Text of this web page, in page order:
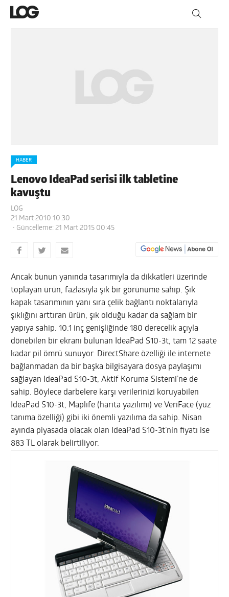
HABER
Lenovo IdeaPad serisi ilk tabletine
kavuştu
LOG
21 Mart 2010 10:30
- Güncelleme: 21 Mart 2015 00:45
Ancak bunun yanında tasarımıyla da dikkatleri üzerinde
toplayan ürün, fazlasıyla şık bir görünüme sahip. Şık
kapak tasarımının yanı sıra çelik bağlantı noktalarıyla
şıklığını arttıran ürün, şık olduğu kadar da sağlam bir
yapıya sahip. 10.1 inç genişliğinde 180 derecelik açıyla
dönebilen bir ekranı bulunan IdeaPad S10-3t, tam 12 saate
kadar pil ömrü sunuyor. DirectShare özelliği ile internete
bağlanmadan da bir başka bilgisayara dosya paylaşımı
sağlayan IdeaPad S10-3t, Aktif Koruma Sistemi’ne de
sahip. Böylece darbelere karşı verilerinizi koruyabilen
IdeaPad S10-3t, Maplife (harita yazılımı) ve VeriFace (yüz
tanıma özelliği) gibi iki önemli yazılıma da sahip. Nisan
ayında piyasada olacak olan IdeaPad S10-3t’nin fiyatı ise
883 TL olarak belirtiliyor.